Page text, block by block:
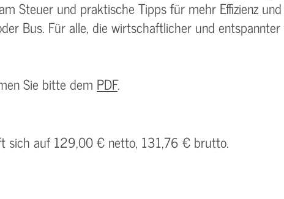
Steuer und praktische Tipps für mehr Effizienz und
Bus. Für alle, die wirtschaftlicher und entspannter
Sie bitte dem PDF.
sich auf 129,00 € netto, 131,76 € brutto.